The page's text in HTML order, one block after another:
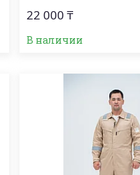
22 000 ₸
В наличии